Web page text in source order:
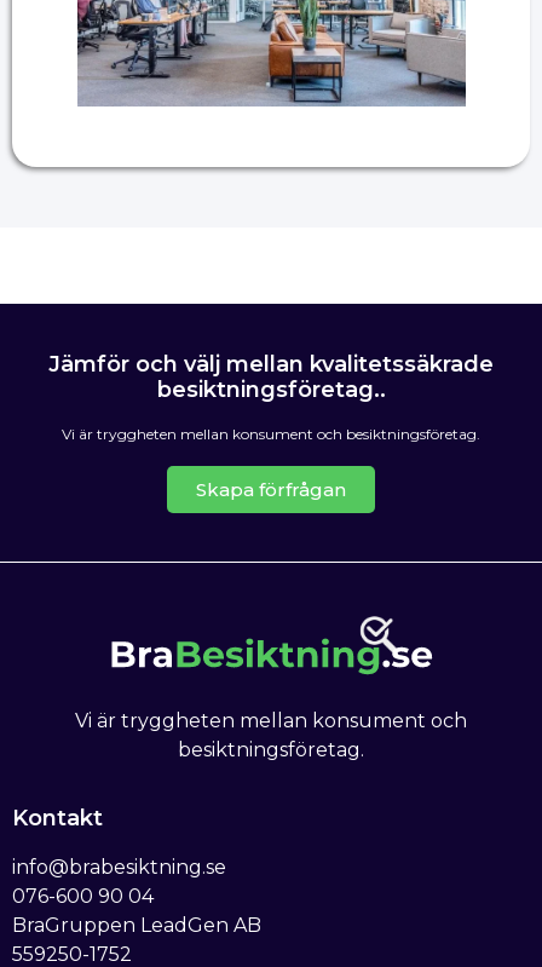
Jämför och välj mellan kvalitetssäkrade
besiktningsföretag..
Vi är tryggheten mellan konsument och besiktningsföretag.
Skapa förfrågan
Kontakt
info@brabesiktning.se
076-600 90 04
BraGruppen LeadGen AB
559250-1752
Vi är tryggheten mellan konsument och
besiktningsföretag.